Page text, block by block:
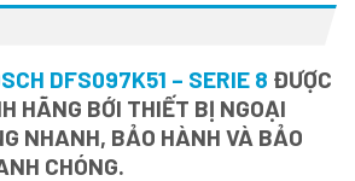
DFS097K51 – SERIE 8 ĐƯỢC
HÃNG BỚI THIẾT BỊ NGOẠI
NHANH, BẢO HÀNH VÀ BẢO
CHÓNG.